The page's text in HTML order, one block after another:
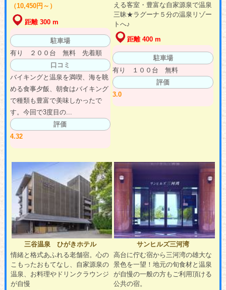
（10,450円～）
距離 300 m
駐車場
有り ２００台 無料 先着順
口コミ
バイキングと温泉を満喫、海を眺
める食事夕飯、朝食はバイキング
で種類も豊富で美味しかったで
す。今回で3度目の...
評価
4.32
える客室・豊富な自家源泉で温泉
三昧★ラグーナ５分の温泉リゾー
トへ♪
距離 400 m
駐車場
有り １００台 無料
評価
3.0
三谷温泉 ひがきホテル
情緒と格式あふれる老舗宿。心の
こもったおもてなし、自家源泉の
温泉、お料理やドリンクラウンジ
が自慢
サンヒルズ三河湾
高台に佇む宿から三河湾の雄大な
景色を一望！地元の旬食材と温泉
が自慢の一般の方もご利用頂ける
公共の宿。